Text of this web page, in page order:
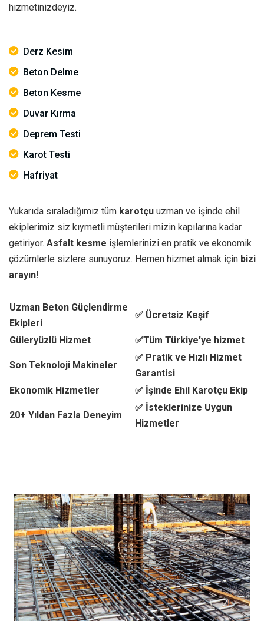
hizmetinizdeyiz.
Derz Kesim
Beton Delme
Beton Kesme
Duvar Kırma
Deprem Testi
Karot Testi
Hafriyat
Yukarıda sıraladığımız tüm karotçu uzman ve işinde ehil
ekiplerimiz siz kıymetli müşterileri mizin kapılarına kadar
getiriyor. Asfalt kesme işlemlerinizi en pratik ve ekonomik
çözümlerle sizlere sunuyoruz. Hemen hizmet almak için bizi
arayın!
Uzman Beton Güçlendirme
Ekipleri
✅ Ücretsiz Keşif
Güleryüzlü Hizmet ✅Tüm Türkiye'ye hizmet
Son Teknoloji Makineler
✅ Pratik ve Hızlı Hizmet
Garantisi
Ekonomik Hizmetler
✅ İşinde Ehil Karotçu Ekip
20+ Yıldan Fazla Deneyim
✅ İsteklerinize Uygun
Hizmetler